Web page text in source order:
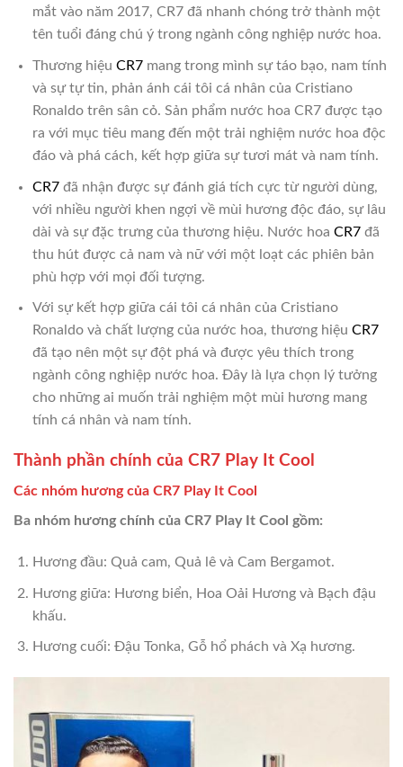
mắt vào năm 2017, CR7 đã nhanh chóng trở thành một
tên tuổi đáng chú ý trong ngành công nghiệp nước hoa.
Thương hiệu CR7mang trong mình sự táo bạo, nam tính
và sự tự tin, phản ánh cái tôi cá nhân của Cristiano
Ronaldo trên sân cỏ. Sản phẩm nước hoa CR7 được tạo
ra với mục tiêu mang đến một trải nghiệm nước hoa độc
đáo và phá cách, kết hợp giữa sự tươi mát và nam tính.
CR7đã nhận được sự đánh giá tích cực từ người dùng,
với nhiều người khen ngợi về mùi hương độc đáo, sự lâu
dài và sự đặc trưng của thương hiệu. Nước hoa CR7đã
thu hút được cả nam và nữ với một loạt các phiên bản
phù hợp với mọi đối tượng.
Với sự kết hợp giữa cái tôi cá nhân của Cristiano
Ronaldo và chất lượng của nước hoa, thương hiệu CR7
đã tạo nên một sự đột phá và được yêu thích trong
ngành công nghiệp nước hoa. Đây là lựa chọn lý tưởng
cho những ai muốn trải nghiệm một mùi hương mang
tính cá nhân và nam tính.
Thành phần chính của CR7 Play It Cool
Các nhóm hương của CR7 Play It Cool
Ba nhóm hương chính của CR7 Play It Cool gồm:
Hương đầu: Quả cam, Quả lê và Cam Bergamot.
Hương giữa: Hương biển, Hoa Oải Hương và Bạch đậu
khấu.
Hương cuối: Đậu Tonka, Gỗ hổ phách và Xạ hương.